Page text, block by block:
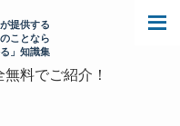
提供する
ことなら
」知識集
料でご紹介！